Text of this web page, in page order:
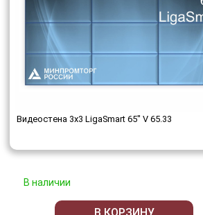
Видеостена 3x3 LigaSmart 65" V 65.33
В наличии